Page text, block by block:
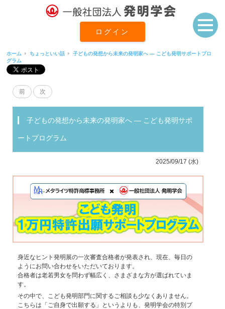
ログイン
ホーム ちょっといい話
子どもの発想から未来の発明家へ ― こども発明サポートプロ
グラム
前 次
子どもの発想から未来の発明家へ ― こども発明サポ
ートプログラム
2025/09/17 (水)
身近なヒント発明展の一次審査合格者が発表され、現在、毎日の
ようにお問い合わせをいただいております。
合格者は老若男女を問わず幅広く、さまざまな方が選ばれていま
す。
その中で、こども発明部門に関するご相談も少なくありません。
こちらは「ご自身で出願する」というよりも、発明学会の特別プ